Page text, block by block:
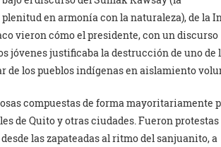
en armonía con la naturaleza), de la
vieron cómo el presidente, con un discurso
jóvenes justificaba la destrucción de uno de
de los pueblos indígenas en aislamiento
compuestas de forma mayoritariamente
de Quito y otras ciudades. Fueron protestas
las zapateadas al ritmo del sanjuanito, a